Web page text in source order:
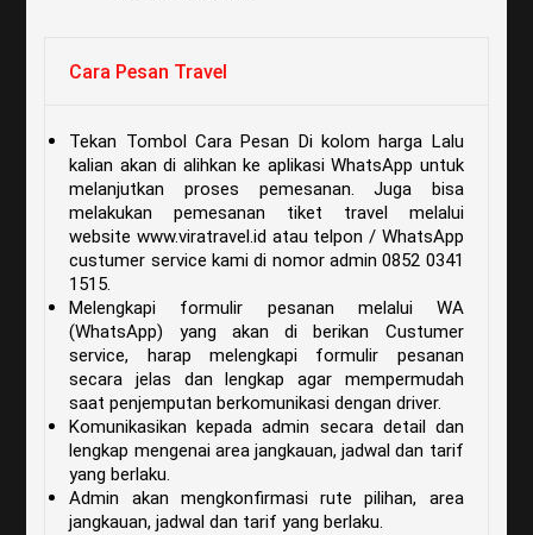
Cara Pesan Travel
Tekan Tombol Cara Pesan Di kolom harga Lalu
kalian akan di alihkan ke aplikasi WhatsApp untuk
melanjutkan proses pemesanan. Juga bisa
melakukan pemesanan tiket travel melalui
website www.viratravel.id atau telpon / WhatsApp
custumer service kami di nomor admin 0852 0341
1515.
Melengkapi formulir pesanan melalui WA
(WhatsApp) yang akan di berikan Custumer
service, harap melengkapi formulir pesanan
secara jelas dan lengkap agar mempermudah
saat penjemputan berkomunikasi dengan driver.
Komunikasikan kepada admin secara detail dan
lengkap mengenai area jangkauan, jadwal dan tarif
yang berlaku.
Admin akan mengkonfirmasi rute pilihan, area
jangkauan, jadwal dan tarif yang berlaku.